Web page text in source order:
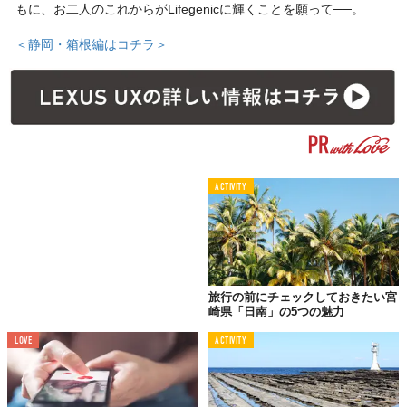
もに、お二人のこれからがLifegenicに輝くことを願って──。
＜静岡・箱根編はコチラ＞
ACTIVITY
旅行の前にチェックしておきたい宮
崎県「日南」の5つの魅力
LOVE ACTIVITY